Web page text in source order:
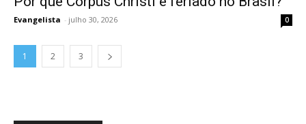
Evangelista - julho 30, 2026 0
1 2 3